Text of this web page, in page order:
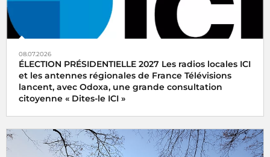
08.07.2026
ÉLECTION PRÉSIDENTIELLE 2027 Les radios locales ICI
et les antennes régionales de France Télévisions
lancent, avec Odoxa, une grande consultation
citoyenne « Dites-le ICI »